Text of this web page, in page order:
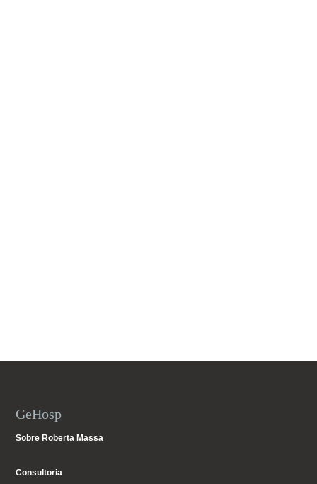
GeHosp
Sobre Roberta Massa
Consultoria